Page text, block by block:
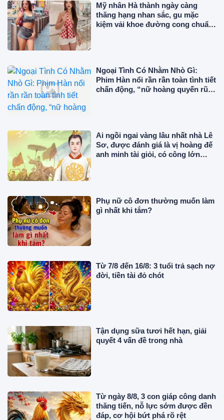
Mỹ nhân Hà thành ngày càng
thăng hạng nhan sắc, gu mặc
kiệm vải khoe đường cong chuẩn
Ngoại Tình Có Nhằm Nhò Gì:
Phim Hàn nổi rần rần toàn tình tiết
chấn động, “nữ hoàng quyến rũ”
Ai ngồi ngai vàng lâu nhất nhà Lê
Sơ, được đánh giá là vị hoàng đế
anh minh tài giỏi, có công lớn
Phụ nữ cô đơn thường muốn làm
gì nhất khi tắm?
Từ 7/8 đến 16/8: 3 tuổi trả sạch nợ
đời, tiền tài đỏ chót
Tận dụng sữa tươi hết hạn, giải
quyết 4 vấn đề trong nhà
Từ ngày 8/8, 3 con giáp công danh
thăng tiến, nỗ lực sớm được đền
đáp, cơ hội bứt phá rõ rệt